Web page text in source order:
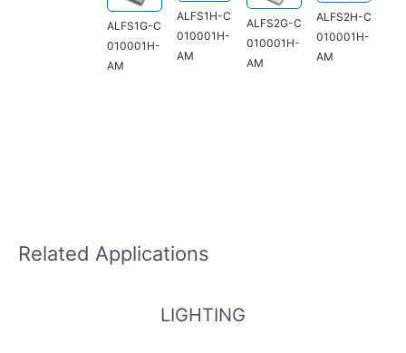
ALFS1G-C
010001H-
AM
ALFS1H-C
010001H-
AM
ALFS2G-C
010001H-
AM
ALFS2H-C
010001H-
AM
Related Applications
LIGHTING